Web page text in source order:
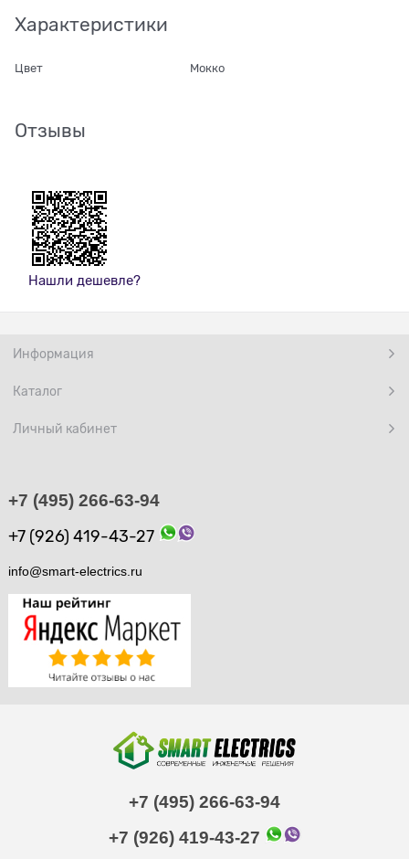
Характеристики
Цвет Мокко
Отзывы
Нашли дешевле?
Информация
Каталог
Личный кабинет
+7 (495) 266-63-94
+7 (926) 419-43-27
info@smart-electrics.ru
+7 (495) 266-63-94
+7 (926) 419-43-27